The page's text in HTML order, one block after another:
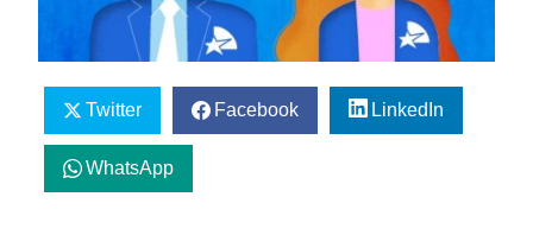
Twitter Facebook LinkedIn
WhatsApp